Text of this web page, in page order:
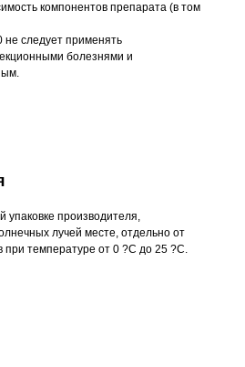
компонентов препарата (в том
следует применять
болезнями и
упаковке производителя,
лучей месте, отдельно от
при температуре от 0 ?С до 25 ?С.
данных
звонок
помощи